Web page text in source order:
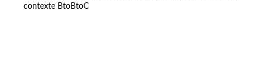
contexte BtoBtoC